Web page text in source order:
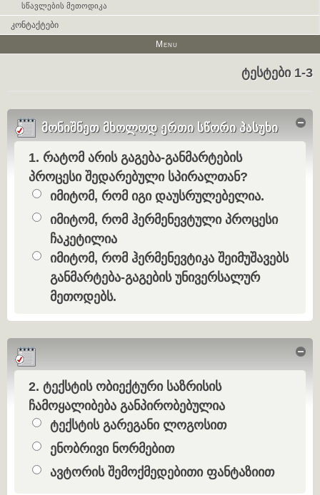
სწავლების მეთოდიკა
კონტაქტები
Menu
ტესტები 1-3
მონიშნეთ მხოლოდ ერთი სწორი პასუხი
Question
1. რატომ არის გაგება-განმარტების
პროცესი შედარებული სპირალთან?
Answers
Option 1იმიტომ, რომ იგი დაუსრულებელია.
Option 2იმიტომ, რომ ჰერმენევტული პროცესი
ჩაკეტილია
Option 3იმიტომ, რომ ჰერმენევტიკა შეიმუშავებს
განმარტება-გაგების უნივერსალურ
მეთოდებს.
Feedback
Question
2. ტექსტის ობიექტური საზრისის
ჩამოყალიბება განპირობებულია
Answers
Option 1ტექსტის გარეგანი ლოგოსით
Option 2ენობრივი ნორმებით
Option 3ავტორის შემოქმედებითი ფანტაზიით